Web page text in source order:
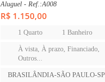
Aluguel - Ref.:A008
R$ 1.150,00
1 Quarto 1 Banheiro
À vista, À prazo, Financiado,
Outros...
BRASILÂNDIA-SÃO PAULO-SP